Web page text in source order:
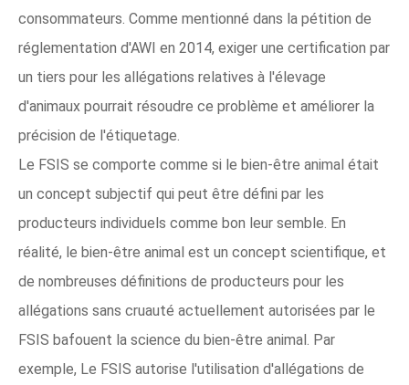
consommateurs. Comme mentionné dans la pétition de
réglementation d'AWI en 2014, exiger une certification par
un tiers pour les allégations relatives à l'élevage
d'animaux pourrait résoudre ce problème et améliorer la
précision de l'étiquetage.
Le FSIS se comporte comme si le bien-être animal était
un concept subjectif qui peut être défini par les
producteurs individuels comme bon leur semble. En
réalité, le bien-être animal est un concept scientifique, et
de nombreuses définitions de producteurs pour les
allégations sans cruauté actuellement autorisées par le
FSIS bafouent la science du bien-être animal. Par
exemple, Le FSIS autorise l'utilisation d'allégations de